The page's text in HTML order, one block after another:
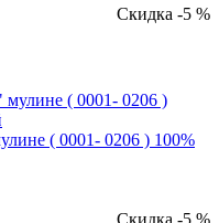
Скидка -5 %
( 0001- 0206 ) 100%
Скидка -5 %